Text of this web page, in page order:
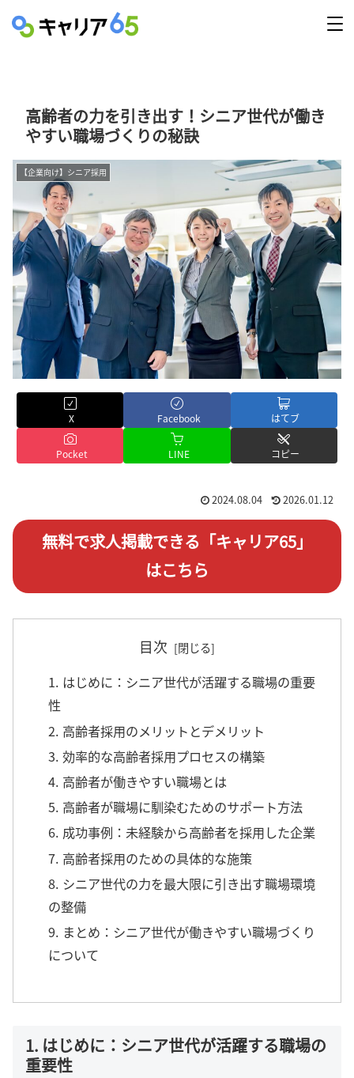
高齢者の力を引き出す！シニア世代が働き
やすい職場づくりの秘訣
【企業向け】シニア採用
X Facebook はてブ
Pocket LINE コピー
2024.08.04 2026.01.12
無料で求人掲載できる「キャリア65」
はこちら
目次
1. はじめに：シニア世代が活躍する職場の重要
性
2. 高齢者採用のメリットとデメリット
3. 効率的な高齢者採用プロセスの構築
4. 高齢者が働きやすい職場とは
5. 高齢者が職場に馴染むためのサポート方法
6. 成功事例：未経験から高齢者を採用した企業
7. 高齢者採用のための具体的な施策
8. シニア世代の力を最大限に引き出す職場環境
の整備
9. まとめ：シニア世代が働きやすい職場づくり
について
1. はじめに：シニア世代が活躍する職場の
重要性